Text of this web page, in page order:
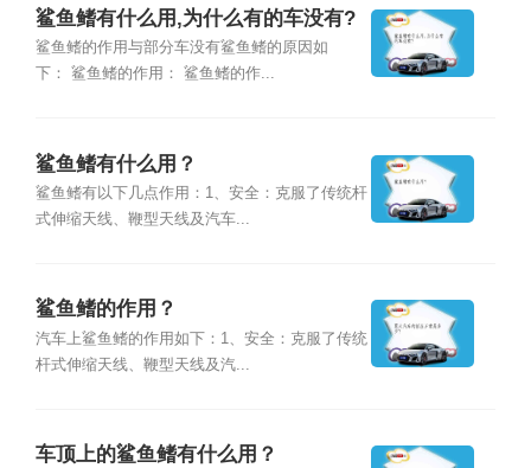
鲨鱼鳍有什么用,为什么有的车没有?
鲨鱼鳍的作用与部分车没有鲨鱼鳍的原因如
下： 鲨鱼鳍的作用： 鲨鱼鳍的作...
鲨鱼鳍有什么用？
鲨鱼鳍有以下几点作用：1、安全：克服了传统杆
式伸缩天线、鞭型天线及汽车...
鲨鱼鳍的作用？
汽车上鲨鱼鳍的作用如下：1、安全：克服了传统
杆式伸缩天线、鞭型天线及汽...
车顶上的鲨鱼鳍有什么用？